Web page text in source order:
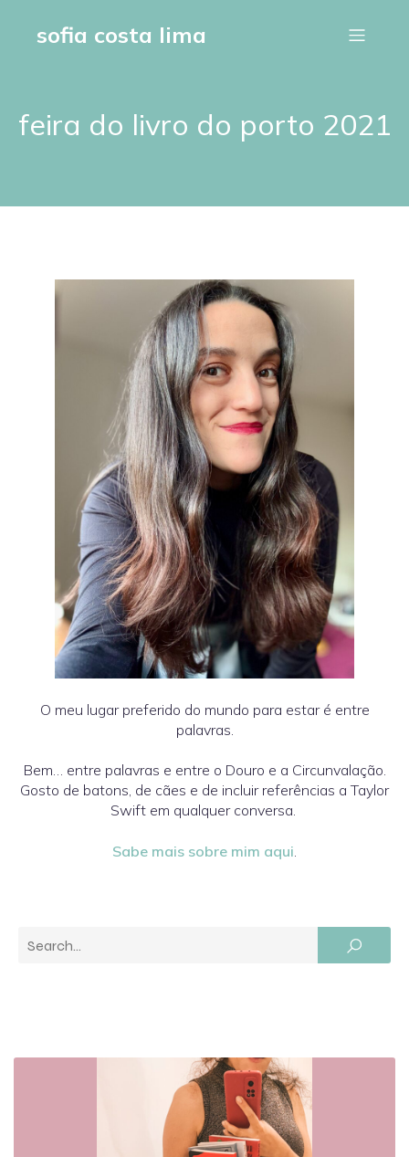
sofia costa lima
feira do livro do porto 2021
O meu lugar preferido do mundo para estar é entre
palavras.
Bem… entre palavras e entre o Douro e a Circunvalação.
Gosto de batons, de cães e de incluir referências a Taylor
Swift em qualquer conversa.
Sabe mais sobre mim aqui.